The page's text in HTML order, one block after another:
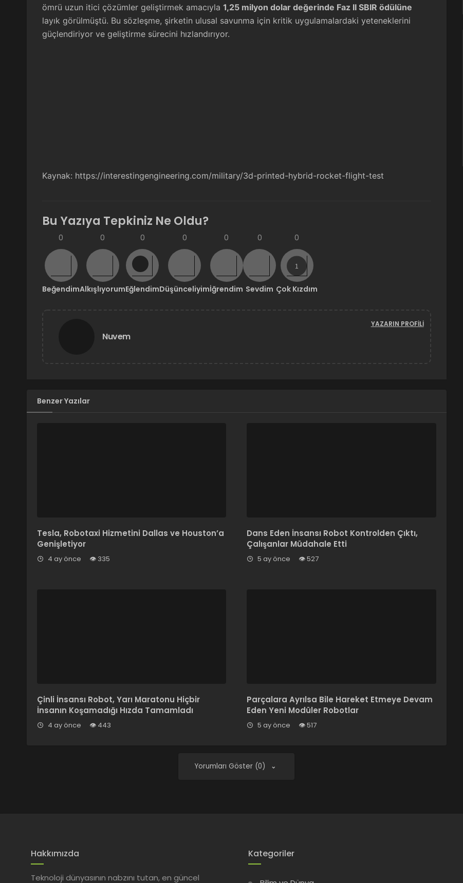
ömrü uzun itici çözümler geliştirmek amacıyla 1,25 milyon dolar değerinde Faz II SBIR ödülüne
layık görülmüştü. Bu sözleşme, şirketin ulusal savunma için kritik uygulamalardaki yeteneklerini
güçlendiriyor ve geliştirme sürecini hızlandırıyor.
Kaynak: https://interestingengineering.com/military/3d-printed-hybrid-rocket-flight-test
Bu Yazıya Tepkiniz Ne Oldu?
0
Beğendim
0
Alkışlıyorum
0
Eğlendim
0
Düşünceliyim
0
İğrendim
0
Sevdim
0
Çok Kızdım
Nuvem
YAZARIN PROFILI
Benzer Yazılar
Tesla, Robotaxi Hizmetini Dallas ve Houston’a
Genişletiyor
4 ay önce 335
Dans Eden İnsansı Robot Kontrolden Çıktı,
Çalışanlar Müdahale Etti
5 ay önce 527
Çinli İnsansı Robot, Yarı Maratonu Hiçbir
İnsanın Koşamadığı Hızda Tamamladı
4 ay önce 443
Parçalara Ayrılsa Bile Hareket Etmeye Devam
Eden Yeni Modüler Robotlar
5 ay önce 517
Yorumları Göster (0)
Hakkımızda
Teknoloji dünyasının nabzını tutan, en güncel
Kategoriler